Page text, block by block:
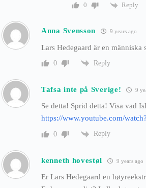
0
Reply
Anna Svensson 9 years ago
Lars Hedegaard är en
0 Reply
Tafsa inte på Sverige! 9
Se detta! Sprid detta! Visa vad
https://www.youtube.com/
0 Reply
kenneth hovestøl 9 years ago
Er Lars Hedegaard en